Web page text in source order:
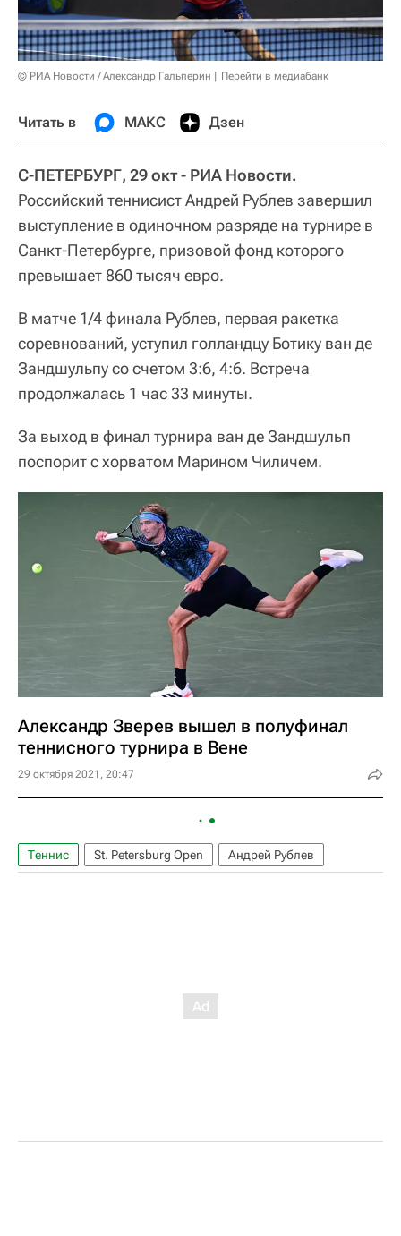
© РИА Новости / Александр Гальперин Перейти в медиабанк
Читать в МАКС Дзен
С-ПЕТЕРБУРГ, 29 окт - РИА Новости.
Российский теннисист Андрей Рублев завершил
выступление в одиночном разряде на турнире в
Санкт-Петербурге, призовой фонд которого
превышает 860 тысяч евро.
В матче 1/4 финала Рублев, первая ракетка
соревнований, уступил голландцу Ботику ван де
Зандшульпу со счетом 3:6, 4:6. Встреча
продолжалась 1 час 33 минуты.
За выход в финал турнира ван де Зандшульп
поспорит с хорватом Марином Чиличем.
Александр Зверев вышел в полуфинал
теннисного турнира в Вене
29 октября 2021, 20:47
Теннис St. Petersburg Open Андрей Рублев